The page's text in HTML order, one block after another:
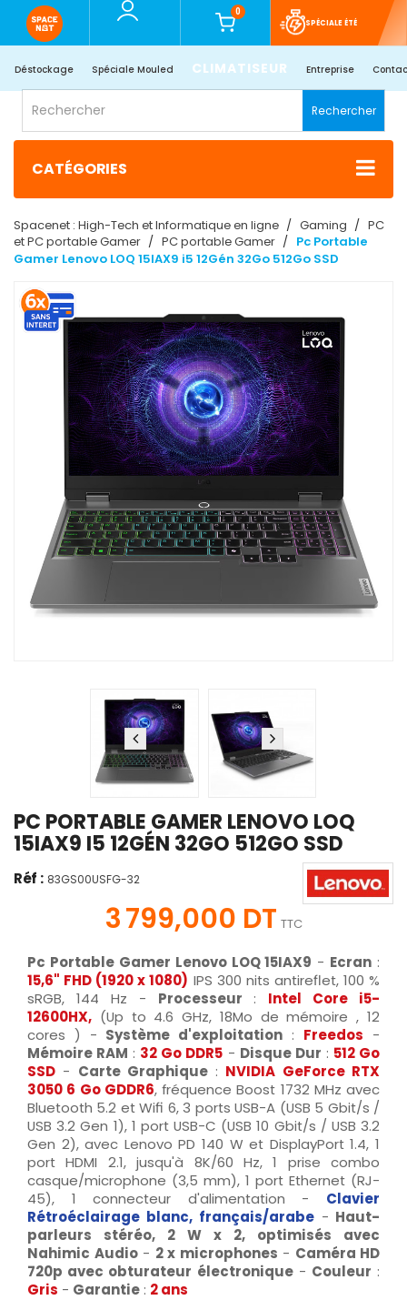
0
SPÉCIALE ÉTÉ
Déstockage Spéciale Mouled CLIMATISEUR Entreprise
Rechercher
CATÉGORIES
Spacenet : High-Tech et Informatique en ligne Gaming
PC
et PC portable Gamer
PC portable Gamer
Pc Portable
Gamer Lenovo LOQ 15IAX9 i5 12Gén 32Go 512Go SSD
PC PORTABLE GAMER LENOVO LOQ
15IAX9 I5 12GÉN 32GO 512GO SSD
Réf : 83GS00USFG-32
3 799,000 DT TTC
Pc Portable Gamer Lenovo LOQ 15IAX9 - Ecran :
15,6" FHD (1920 x 1080) IPS 300 nits antireflet, 100 %
sRGB, 144 Hz - Processeur : Intel Core i5-
12600HX, (Up to 4.6 GHz, 18Mo de mémoire ,12
cores ) - Système d'exploitation : Freedos -
Mémoire RAM : 32 Go DDR5 - Disque Dur : 512 Go
SSD - Carte Graphique: NVIDIA GeForce RTX
3050 6 Go GDDR6, fréquence Boost 1732 MHz avec
Bluetooth 5.2 et Wifi 6, 3 ports USB-A (USB 5 Gbit/s /
USB 3.2 Gen 1), 1 port USB-C (USB 10 Gbit/s / USB 3.2
Gen 2), avec Lenovo PD 140 W et DisplayPort 1.4, 1
port HDMI 2.1, jusqu'à 8K/60 Hz, 1 prise combo
casque/microphone (3,5 mm), 1 port Ethernet (RJ-
45), 1 connecteur d'alimentation - Clavier
Rétroéclairage blanc, français/arabe- Haut-
parleurs stéréo, 2 W x 2, optimisés avec
Nahimic Audio- 2 x microphones - Caméra HD
720p avec obturateur électronique- Couleur :
Gris - Garantie : 2 ans